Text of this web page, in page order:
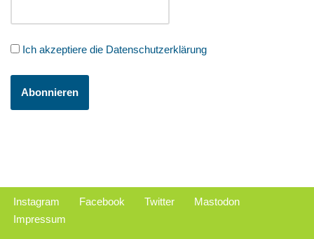
Ich akzeptiere die Datenschutzerklärung
Instagram Facebook Twitter
Mastodon
Impressum